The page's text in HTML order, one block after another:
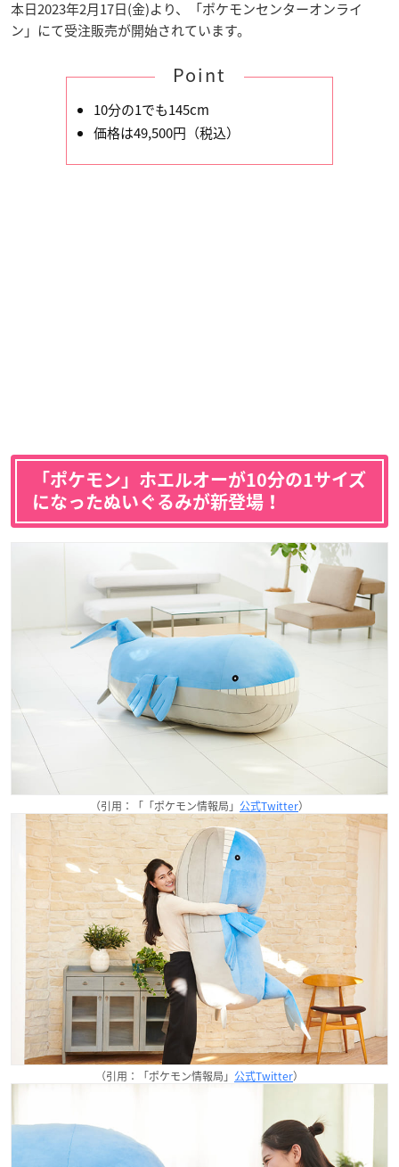
本日2023年2月17日(金)より、「ポケモンセンターオンライ
ン」にて受注販売が開始されています。
Point
10分の1でも145cm
価格は49,500円（税込）
「ポケモン」ホエルオーが10分の1サイズ
になったぬいぐるみが新登場！
（引用：「「ポケモン情報局」 公式Twitter）
（引用：「ポケモン情報局」 公式Twitter）